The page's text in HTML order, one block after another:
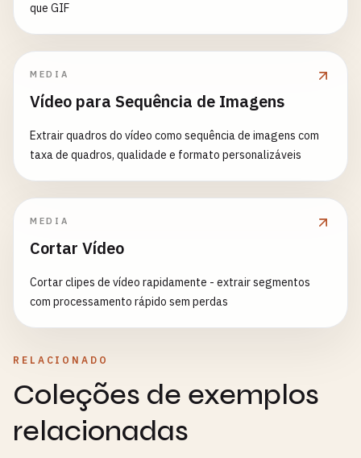
que GIF
MEDIA
Vídeo para Sequência de Imagens
Extrair quadros do vídeo como sequência de imagens com
taxa de quadros, qualidade e formato personalizáveis
MEDIA
Cortar Vídeo
Cortar clipes de vídeo rapidamente - extrair segmentos
com processamento rápido sem perdas
RELACIONADO
Coleções de exemplos
relacionadas